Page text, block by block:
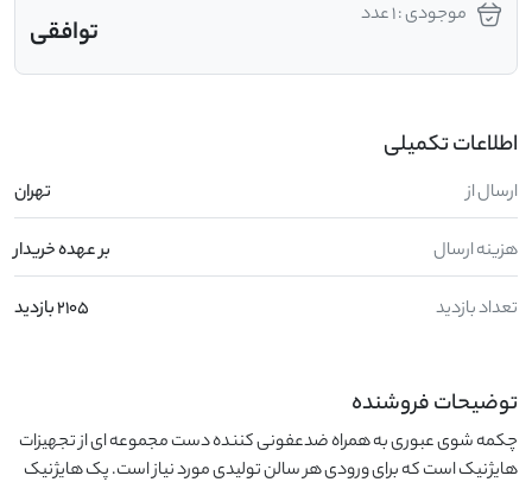
موجودی : 1 عدد توافقی
اطلاعات تکمیلی
ارسال از تهران
هزینه ارسال بر عهده خریدار
تعداد بازدید 2105 بازدید
توضیحات فروشنده